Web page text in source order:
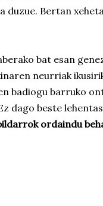
duzue. Bertan
bat esan
neurriak
badiogu barruko
dago beste
ordaindu